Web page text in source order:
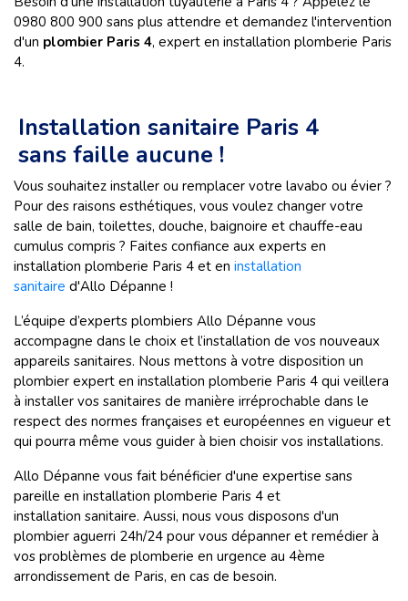
0980 800 900 sans plus attendre et demandez l'intervention
d'un plombier Paris 4, expert en installation plomberie Paris
4.
Installation sanitaire Paris 4
sans faille aucune !
Vous souhaitez installer ou remplacer votre lavabo ou évier ?
Pour des raisons esthétiques, vous voulez changer votre
salle de bain, toilettes, douche, baignoire et chauffe-eau
cumulus compris ? Faites confiance aux experts en
installation plomberie Paris 4 et en installation
sanitaire d'Allo Dépanne !
L’équipe d’experts plombiers Allo Dépanne vous
accompagne dans le choix et l’installation de vos nouveaux
appareils sanitaires. Nous mettons à votre disposition un
plombier expert en installation plomberie Paris 4 qui veillera
à installer vos sanitaires de manière irréprochable dans le
respect des normes françaises et européennes en vigueur et
qui pourra même vous guider à bien choisir vos installations.
Allo Dépanne vous fait bénéficier d'une expertise sans
pareille en installation plomberie Paris 4 et
installation sanitaire. Aussi, nous vous disposons d'un
plombier aguerri 24h/24 pour vous dépanner et remédier à
vos problèmes de plomberie en urgence au 4ème
arrondissement de Paris, en cas de besoin.